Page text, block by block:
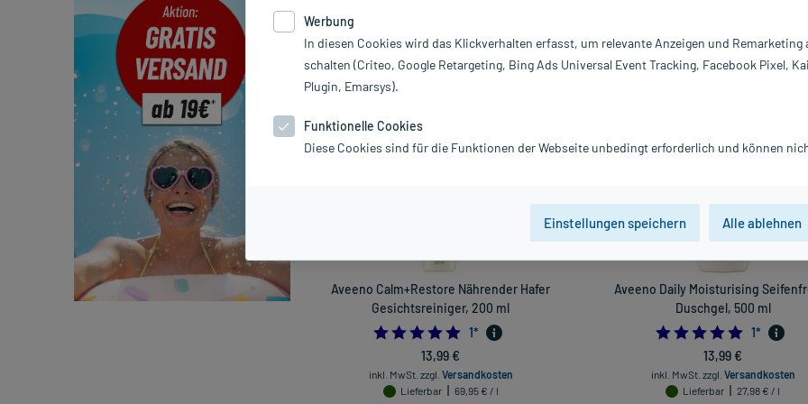
Hersteller Darreichung
Sortieren Relevanz absteigend
Aveeno Calm+Restore Nährender Hafer
Gesichtsreiniger, 200 ml
5.0
1*
13,99 €
inkl. MwSt. zzgl. Versandkosten
Lieferbar
69,95 € / l
Aveeno Daily Moisturising
Duschgel, 500 ml
5.0
1*
13,99 €
inkl. MwSt. zzgl. Versandkosten
Lieferbar
27,98 € / l
Werbung
In diesen Cookies wird das Klickverhalten erfasst, um relevante Anzeigen und Remarketing
schalten (Criteo, Google Retargeting, Bing Ads Universal Event Tracking, Facebook Pixel,
Plugin, Emarsys).
Funktionelle Cookies
Diese Cookies sind für die Funktionen der Webseite unbedingt erforderlich und können
Einstellungen speichern Alle ablehnen